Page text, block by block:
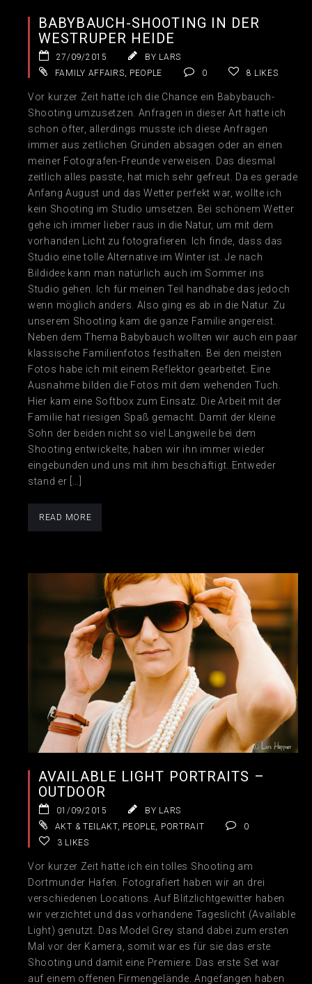
BABYBAUCH-SHOOTING IN DER
WESTRUPER HEIDE
27/09/2015
BY LARS
FAMILY AFFAIRS, PEOPLE 0 8 LIKES
Vor kurzer Zeit hatte ich die Chance ein Babybauch-
Shooting umzusetzen. Anfragen in dieser Art hatte ich
schon öfter, allerdings musste ich diese Anfragen
immer aus zeitlichen Gründen absagen oder an einen
meiner Fotografen-Freunde verweisen. Das diesmal
zeitlich alles passte, hat mich sehr gefreut. Da es gerade
Anfang August und das Wetter perfekt war, wollte ich
kein Shooting im Studio umsetzen. Bei schönem Wetter
gehe ich immer lieber raus in die Natur, um mit dem
vorhanden Licht zu fotografieren. Ich finde, dass das
Studio eine tolle Alternative im Winter ist. Je nach
Bildidee kann man natürlich auch im Sommer ins
Studio gehen. Ich für meinen Teil handhabe das jedoch
wenn möglich anders. Also ging es ab in die Natur. Zu
unserem Shooting kam die ganze Familie angereist.
Neben dem Thema Babybauch wollten wir auch ein paar
klassische Familienfotos festhalten. Bei den meisten
Fotos habe ich mit einem Reflektor gearbeitet. Eine
Ausnahme bilden die Fotos mit dem wehenden Tuch.
Hier kam eine Softbox zum Einsatz. Die Arbeit mit der
Familie hat riesigen Spaß gemacht. Damit der kleine
Sohn der beiden nicht so viel Langweile bei dem
Shooting entwickelte, haben wir ihn immer wieder
eingebunden und uns mit ihm beschäftigt. Entweder
stand er […]
READ MORE
AVAILABLE LIGHT PORTRAITS –
OUTDOOR
01/09/2015
BY LARS
AKT & TEILAKT, PEOPLE, PORTRAIT
0
3 LIKES
Vor kurzer Zeit hatte ich ein tolles Shooting am
Dortmunder Hafen. Fotografiert haben wir an drei
verschiedenen Locations. Auf Blitzlichtgewitter haben
wir verzichtet und das vorhandene Tageslicht (Available
Light) genutzt. Das Model Grey stand dabei zum ersten
Mal vor der Kamera, somit war es für sie das erste
Shooting und damit eine Premiere. Das erste Set war
auf einem offenen Firmengelände. Angefangen haben